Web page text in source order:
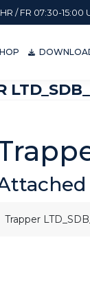
/ FR 07:30-15:00
Trapper